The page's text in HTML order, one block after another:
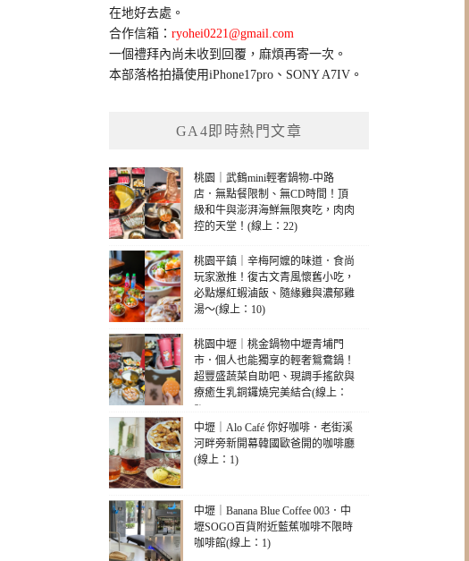
在地好去處。
合作信箱：ryohei0221@gmail.com
一個禮拜內尚未收到回覆，麻煩再寄一次。
本部落格拍攝使用iPhone17pro、SONY A7IV。
GA4即時熱門文章
桃園｜武鶴mini輕奢鍋物-中路
店．無點餐限制、無CD時間！頂
級和牛與澎湃海鮮無限爽吃，肉肉
控的天堂！(線上：22)
桃園平鎮｜辛梅阿嬤的味道．食尚
玩家激推！復古文青風懷舊小吃，
必點爆紅蝦滷飯、隨緣雞與濃郁雞
湯～(線上：10)
桃園中壢｜桃金鍋物中壢青埔門
市．個人也能獨享的輕奢鴛鴦鍋！
超豐盛蔬菜自助吧、現調手搖飲與
療癒生乳銅鑼燒完美結合(線上：
8)
中壢｜Alo Café 你好咖啡．老街溪
河畔旁新開幕韓國歐爸開的咖啡廳
(線上：1)
中壢｜Banana Blue Coffee 003．中
壢SOGO百貨附近藍蕉咖啡不限時
咖啡館(線上：1)